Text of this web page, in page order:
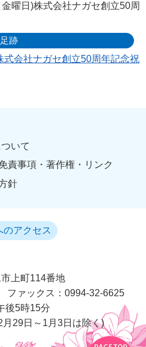
曜日)株式会社ナガセ創立50周
足跡
会社ナガセ創立50周年記念祝
いて
責事項・著作権・リンク
針
のアクセス
上町114番地
ファックス：0994-32-6625
後5時15分
29日～1月3日は除く)